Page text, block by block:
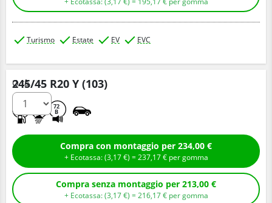
Turismo Estate EV EVC
245/45 R20 Y (103)
72
B
Q.tà
Compra con montaggio per 234,00 €
+ Ecotassa: (3,17€ ) =237,17€ per gomma
Compra senza montaggio per 213,00 €
+ Ecotassa: (3,17€ ) =216,17€ per gomma